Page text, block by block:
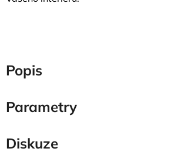
Popis
Parametry
Diskuze